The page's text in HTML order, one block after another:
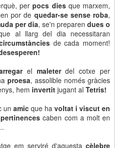
perpocs diesque marxem,
por de quedar-se sense roba,
per dia, se'n preparen dues o
al llarg del dia necessitaran
de cada moment!
el maleterdel cotxe per
proesa, assolible només gràcies
hem invertit jugant al Tetris!
un amic que ha voltat i viscut en
pertinences caben com a molt en
em serviré d'aquesta cèlebre